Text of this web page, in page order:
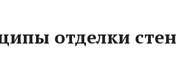
отделки стен